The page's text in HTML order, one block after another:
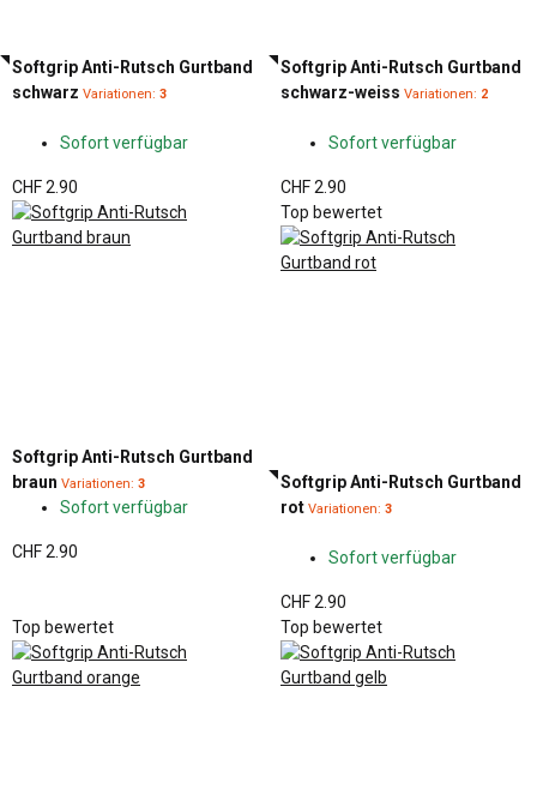
Softgrip Anti-Rutsch Gurtband
schwarz Variationen: 3
Sofort verfügbar
CHF 2.90
Softgrip Anti-Rutsch Gurtband
schwarz-weiss Variationen: 2
Sofort verfügbar
CHF 2.90
Softgrip Anti-Rutsch Gurtband
braun Variationen: 3
Sofort verfügbar
CHF 2.90
Top bewertet
Softgrip Anti-Rutsch Gurtband
rot Variationen: 3
Sofort verfügbar
CHF 2.90
Top bewertet
Top bewertet